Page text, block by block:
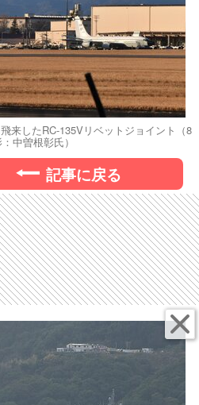
来したRC-135Vリベットジョイント（8
中曽根彰氏）
記事に戻る